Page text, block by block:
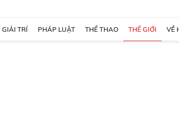
GIẢI TRÍ PHÁP LUẬT THỂ THAO THẾ GIỚI VỀ